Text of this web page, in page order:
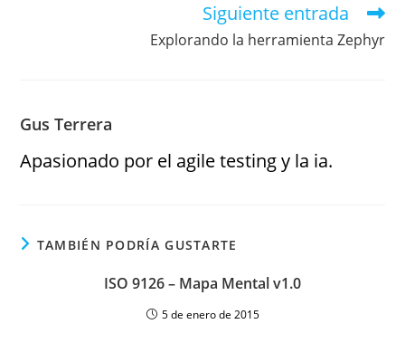
Siguiente entrada
Explorando la herramienta Zephyr
Gus Terrera
Apasionado por el agile testing y la ia.
TAMBIÉN PODRÍA GUSTARTE
ISO 9126 – Mapa Mental v1.0
5 de enero de 2015